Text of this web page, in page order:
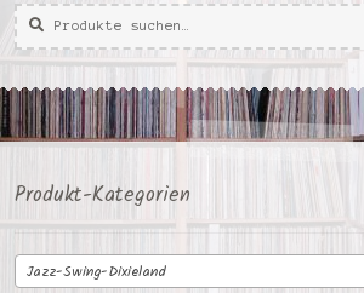
Suche
nach:
Suche
Produkt-Kategorien
Jazz-Swing-Dixieland